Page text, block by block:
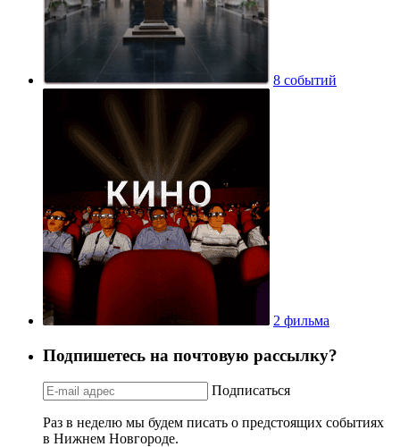
8 событий
2 фильма
Подпишетесь на почтовую рассылку?
Подписаться
Раз в неделю мы будем писать о предстоящих событиях
в Нижнем Новгороде.